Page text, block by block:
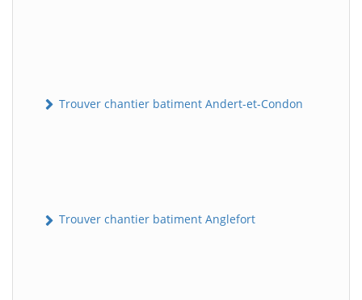
Trouver chantier batiment Andert-et-Condon
Trouver chantier batiment Anglefort